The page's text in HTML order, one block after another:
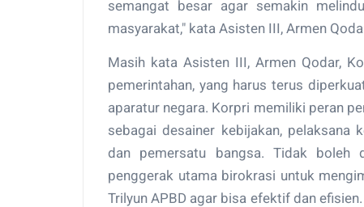
semangat besar agar semakin
masyarakat," kata Asisten III, Armen
Masih kata Asisten III, Armen Qodar,
pemerintahan, yang harus terus
aparatur negara. Korpri memiliki peran
sebagai desainer kebijakan, pelaksana
dan pemersatu bangsa. Tidak boleh
penggerak utama birokrasi untuk
Trilyun APBD agar bisa efektif dan